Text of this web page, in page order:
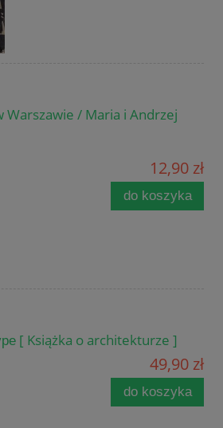
/ Maria i Andrzej
12,90 zł
do koszyka
[ Książka o architekturze ]
49,90 zł
do koszyka